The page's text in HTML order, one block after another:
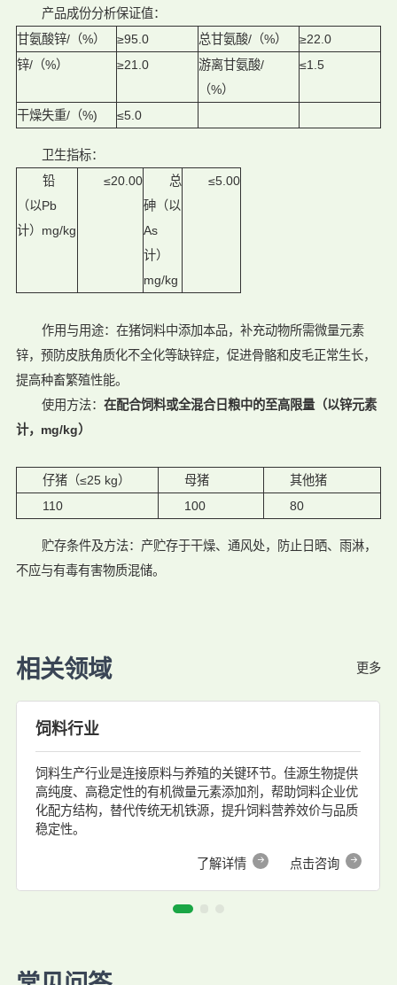
产品成份分析保证值：
甘氨酸锌/（%）
≥95.0 总甘氨酸/（%）
≥22.0
锌/（%）
≥21.0
游离甘氨酸/
（%）
≤1.5
干燥失重/（%) ≤5.0
卫生指标：
铅
（以Pb
计）mg/kg
≤20.00
总
砷（以
As
计）
mg/kg
≤5.00
作用与用途：在猪饲料中添加本品，补充动物所需微量元素
锌，预防皮肤角质化不全化等缺锌症，促进骨骼和皮毛正常生长，
提高种畜繁殖性能。
使用方法： 在配合饲料或全混合日粮中的至高限量（以锌元素
计， mg/kg）
仔猪（≤25 kg） 母猪
其他猪
110
100 80
贮存条件及方法：产贮存于干燥、通风处，防止日晒、雨淋，
不应与有毒有害物质混储。
相关领域 更多
饲料行业
饲料生产行业是连接原料与养殖的关键环节。佳源生物提供
高纯度、高稳定性的有机微量元素添加剂，帮助饲料企业优
化配方结构，替代传统无机铁源，提升饲料营养效价与品质
稳定性。
了解详情 点击咨询